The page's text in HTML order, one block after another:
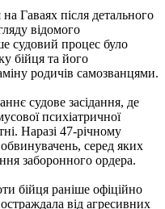
Гаваях після детального
відомого
судовий процес було
бійця та його
родичів самозванцями.
судове засідання, де
психіатричної
Наразі 47-річному
серед яких
заборонного ордера.
бійця раніше офіційно
від агресивних